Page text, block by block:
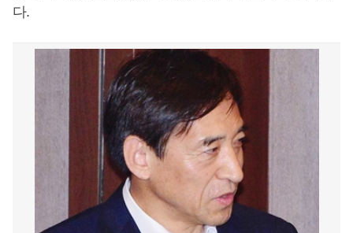
다.